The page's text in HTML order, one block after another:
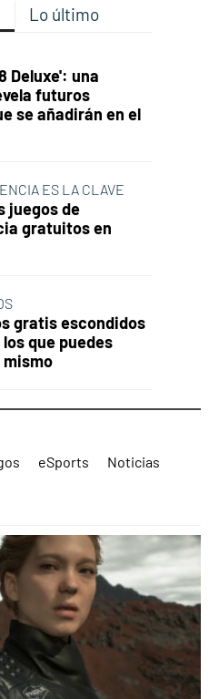
Lo último
Deluxe': una
futuros
se añadirán en el
ES LA CLAVE
juegos de
gratuitos en
gratis escondidos
los que puedes
eSports
Noticias